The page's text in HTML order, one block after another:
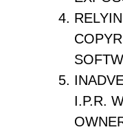
I.P.R.